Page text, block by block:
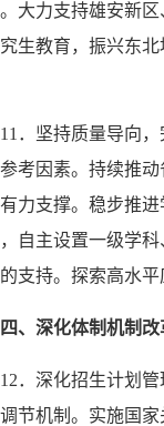
大力支持雄安新
生教育，振兴东
11．坚持质量导向
考因素。持续推
力支撑。稳步推
自主设置一级学
支持。探索高水
四、深化体制机制
12．深化招生计划
节机制。实施国